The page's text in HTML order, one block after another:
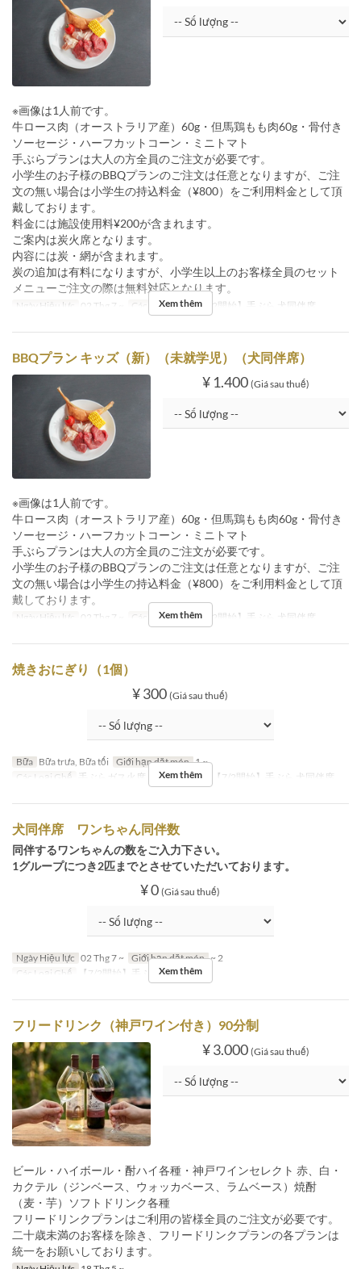
※画像は1人前です。
牛ロース肉（オーストラリア産）60g・但馬鶏もも肉60g・骨付き
ソーセージ・ハーフカットコーン・ミニトマト
手ぶらプランは大人の方全員のご注文が必要です。
小学生のお子様のBBQプランのご注文は任意となりますが、ご注
文の無い場合は小学生の持込料金（¥800）をご利用料金として頂
戴しております。
料金には施設使用料¥200が含まれます。
ご案内は炭火席となります。
内容には炭・網が含まれます。
炭の追加は有料になりますが、小学生以上のお客様全員のセット
メニューご注文の際は無料対応となります。
Ngày Hiệu lực 02 Thg 7 ~ Các Loại Ghế 【7/2開始】手ぶら 犬同伴席
Xem thêm
BBQプラン キッズ（新）（未就学児）（犬同伴席）
¥ 1.400 (Giá sau thuế)
※画像は1人前です。
牛ロース肉（オーストラリア産）60g・但馬鶏もも肉60g・骨付き
ソーセージ・ハーフカットコーン・ミニトマト
手ぶらプランは大人の方全員のご注文が必要です。
小学生のお子様のBBQプランのご注文は任意となりますが、ご注
文の無い場合は小学生の持込料金（¥800）をご利用料金として頂
戴しております。
Ngày Hiệu lực 02 Thg 7 ~ Các Loại Ghế 【7/2開始】手ぶら 犬同伴席
Xem thêm
焼きおにぎり（1個）
¥ 300 (Giá sau thuế)
Bữa Bữa trưa, Bữa tối Giới hạn dặt món 1 ~
Các Loại Ghế
手ぶらガス火席, 手ぶら七輪席, 【7/2開始】手ぶら 犬同伴席
Xem thêm
犬同伴席 ワンちゃん同伴数
同伴するワンちゃんの数をご入力下さい。
1グループにつき2匹までとさせていただいております。
¥ 0 (Giá sau thuế)
Ngày Hiệu lực 02 Thg 7 ~ Giới hạn dặt món ~ 2
Các Loại Ghế
【7/2開始】手ぶら 犬同伴席
Xem thêm
フリードリンク（神戸ワイン付き）90分制
¥ 3.000 (Giá sau thuế)
ビール・ハイボール・酎ハイ各種・神戸ワインセレクト 赤、白・
カクテル（ジンベース、ウォッカベース、ラムベース）焼酎
（麦・芋）ソフトドリンク各種
フリードリンクプランはご利用の皆様全員のご注文が必要です。
二十歳未満のお客様を除き、フリードリンクプランの各プランは
統一をお願いしております。